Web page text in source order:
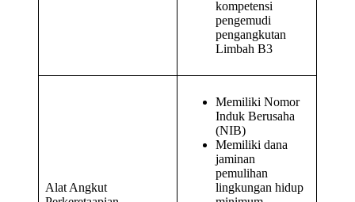
kompetensi
pengemudi
pengangkutan
Limbah B3
Alat Angkut
Memiliki Nomor
Induk Berusaha
(NIB)
Memiliki dana
jaminan
pemulihan
lingkungan hidup